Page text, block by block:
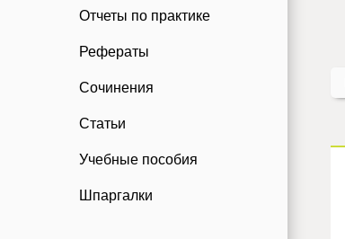
Отчеты по практике
Рефераты
Сочинения
Статьи
Учебные пособия
Шпаргалки